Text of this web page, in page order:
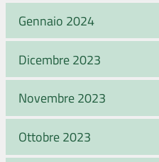
Gennaio 2024
Dicembre 2023
Novembre 2023
Ottobre 2023